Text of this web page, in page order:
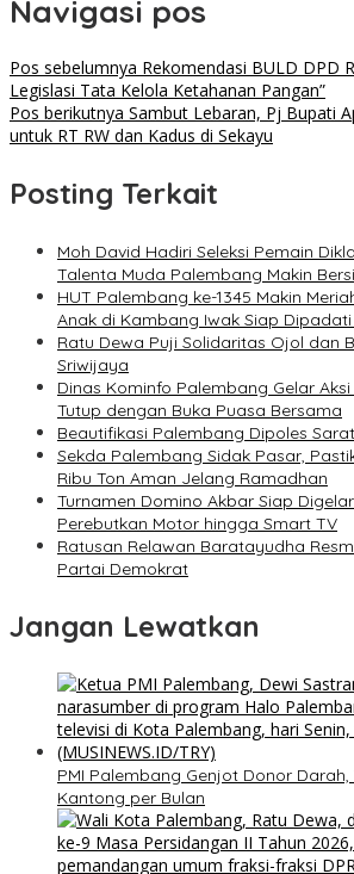
Navigasi pos
Pos sebelumnya Rekomendasi BULD DPD
Legislasi Tata Kelola Ketahanan Pangan”
Pos berikutnya Sambut Lebaran, Pj Bupati
untuk RT RW dan Kadus di Sekayu
Posting Terkait
Moh David Hadiri Seleksi Pemain
Talenta Muda Palembang Makin
HUT Palembang ke-1345 Makin
Anak di Kambang Iwak Siap
Ratu Dewa Puji Solidaritas Ojol dan
Sriwijaya
Dinas Kominfo Palembang Gelar
Tutup dengan Buka Puasa Bersama
Beautifikasi Palembang Dipoles
Sekda Palembang Sidak Pasar,
Ribu Ton Aman Jelang Ramadhan
Turnamen Domino Akbar Siap
Perebutkan Motor hingga Smart TV
Ratusan Relawan Baratayudha
Partai Demokrat
Jangan Lewatkan
PMI Palembang Genjot Donor
Kantong per Bulan